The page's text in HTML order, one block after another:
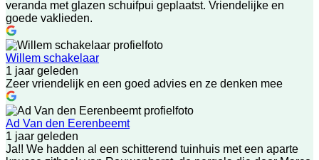
veranda met glazen schuifpui geplaatst. Vriendelijke en
goede vaklieden.
Willem schakelaar
1 jaar geleden
Zeer vriendelijk en een goed advies en ze denken mee
Ad Van den Eerenbeemt
1 jaar geleden
Ja!! We hadden al een schitterend tuinhuis met een aparte